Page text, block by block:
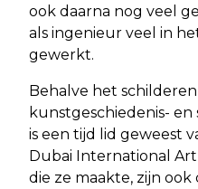
ook daarna nog veel
als ingenieur veel in
gewerkt.
Behalve het
kunstgeschiedenis-
is een tijd lid geweest
Dubai International
die ze maakte, zijn